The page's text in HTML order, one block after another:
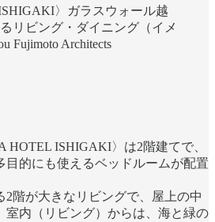
〉ガラスウォール越
リビング・ダイニング（イメ
Fujimoto Architects
HOTEL ISHIGAKI〉は2階建てで、
目的にも使えるベッドルームが配置
2階が大きなリビングで、屋上の中
室内（リビング）からは、海と緑の